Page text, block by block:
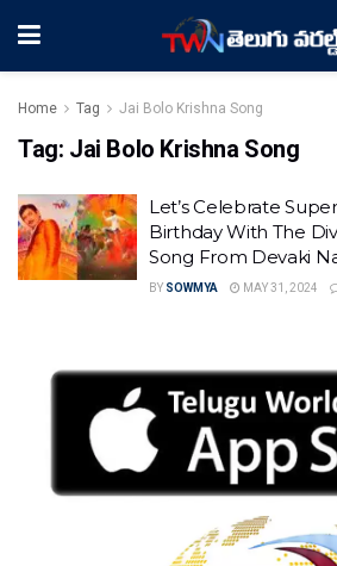
Home Tag Jai Bolo Krishna Song
Tag: Jai Bolo Krishna Song
Let’s Celebrate
Birthday With The
Song From Devaki
BY SOWMYA MAY 31, 2024